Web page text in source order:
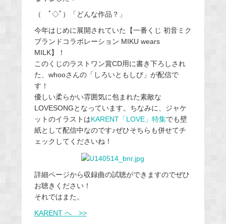
（ ﾟ◇ﾟ）「どんな作品？」
今年はじめに展開されていた【一番くじ 初音ミク
ブランドコラボレーション MIKU wears
MILK】！
このくじのラストワン賞CD用に書き下ろしされ
た、whooさんの「しろいともしび」が配信で
す！
優しい柔らかい雰囲気に包まれた素敵な
LOVESONGとなっています。ちなみに、ジャケ
ットのイラストはKARENT「LOVE」特集でも壁
紙として配信中なのです♪ぜひそちらも併せてチ
ェックしてくださいね！
詳細ページから収録曲の試聴ができますのでぜひ
お聴きください！
それではまた。
KARENT へ >>